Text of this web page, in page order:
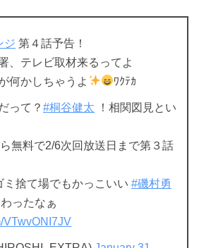
ジ 第４話予告！
、テレビ取材来るってよ
何かしちゃうよ
ﾜｸﾃｶ
って？ #桐谷健太 ！相関図見とい
無料で2/6次回放送日まで第３話
ミ捨て場でもかっこいい #磯村勇
ったなぁ
VTwvONI7JV